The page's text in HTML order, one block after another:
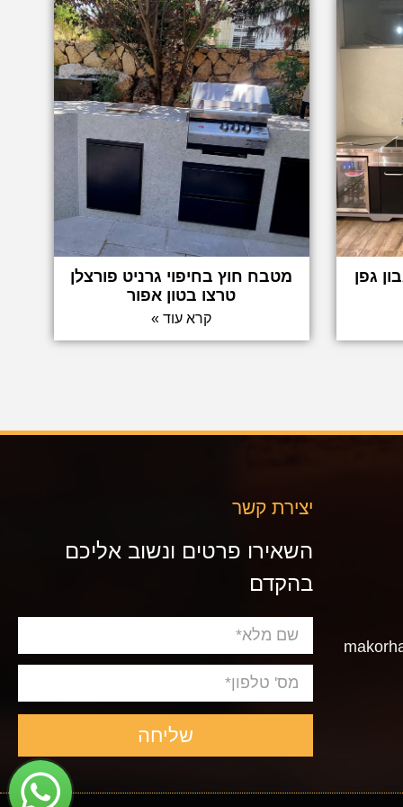
גפן
מטבח חוץ בחיפוי גרניט פורצלן
טרצו בטון אפור
קרא עוד »
יצירת קשר
השאירו פרטים ונשוב אליכם
בהקדם
שליחה